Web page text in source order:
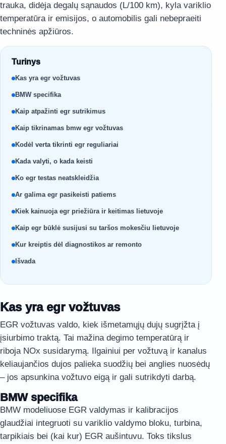
trauka, didėja degalų sąnaudos (L/100 km), kyla variklio
temperatūra ir emisijos, o automobilis gali nebepraeiti
techninės apžiūros.
Turinys
Kas yra egr vožtuvas
BMW specifika
Kaip atpažinti egr sutrikimus
Kaip tikrinamas bmw egr vožtuvas
Kodėl verta tikrinti egr reguliariai
Kada valyti, o kada keisti
Ko egr testas neatskleidžia
Ar galima egr pasikeisti patiems
Kiek kainuoja egr priežiūra ir keitimas lietuvoje
Kaip egr būklė susijusi su taršos mokesčiu lietuvoje
Kur kreiptis dėl diagnostikos ar remonto
Išvada
Kas yra egr vožtuvas
EGR vožtuvas valdo, kiek išmetamųjų dujų sugrįžta į
įsiurbimo traktą. Tai mažina degimo temperatūrą ir
riboja NOx susidarymą. Ilgainiui per vožtuvą ir kanalus
keliaujančios dujos palieka suodžių bei anglies nuosėdų
– jos apsunkina vožtuvo eigą ir gali sutrikdyti darbą.
BMW specifika
BMW modeliuose EGR valdymas ir kalibracijos
glaudžiai integruoti su variklio valdymo bloku, turbina,
tarpikiais bei (kai kur) EGR aušintuvu. Toks tikslus